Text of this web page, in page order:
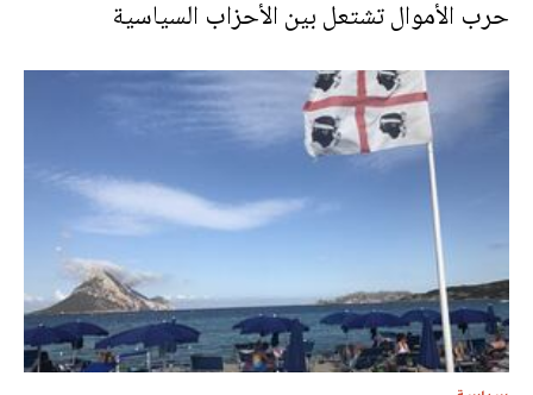
حرب الأموال تشتعل بين الأحزاب السياسية